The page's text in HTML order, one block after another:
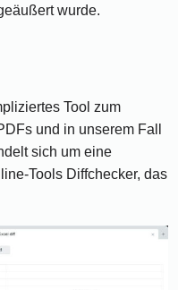
wurde.
Tool zum
und in unserem Fall
sich um eine
Tools Diffchecker, das